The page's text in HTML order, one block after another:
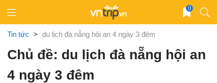
content
0
Tin tức > du lịch đà nẵng hội an 4 ngày 3 đêm
Chủ đề: du lịch đà nẵng hội an
4 ngày 3 đêm